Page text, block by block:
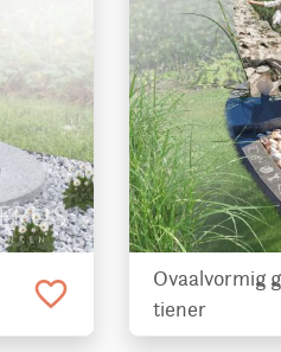
favorite_border
Ovaalvormig
tiener